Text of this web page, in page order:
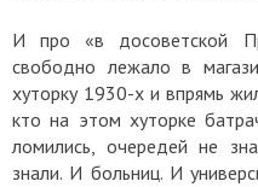
И про «в досоветской
свободно лежало в
хуторку 1930-х и впрямь
кто на этом хуторке
ломились, очередей не
знали. И больниц. И